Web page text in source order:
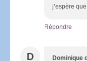
j’espère
Répondre
D Dominique